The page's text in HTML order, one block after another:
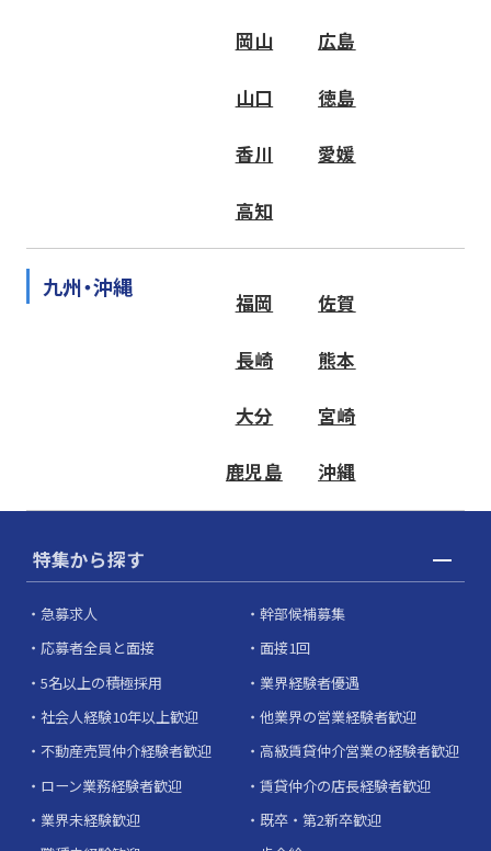
岡山 広島
山口 徳島
香川 愛媛
高知
九州・沖縄
福岡 佐賀
長崎 熊本
大分 宮崎
鹿児島 沖縄
特集から探す
急募求人
幹部候補募集
応募者全員と面接
面接1回
5名以上の積極採用
業界経験者優遇
社会人経験10年以上歓迎
他業界の営業経験者歓迎
不動産売買仲介経験者歓迎
高級賃貸仲介営業の経験者歓迎
ローン業務経験者歓迎
賃貸仲介の店長経験者歓迎
業界未経験歓迎
既卒・第2新卒歓迎